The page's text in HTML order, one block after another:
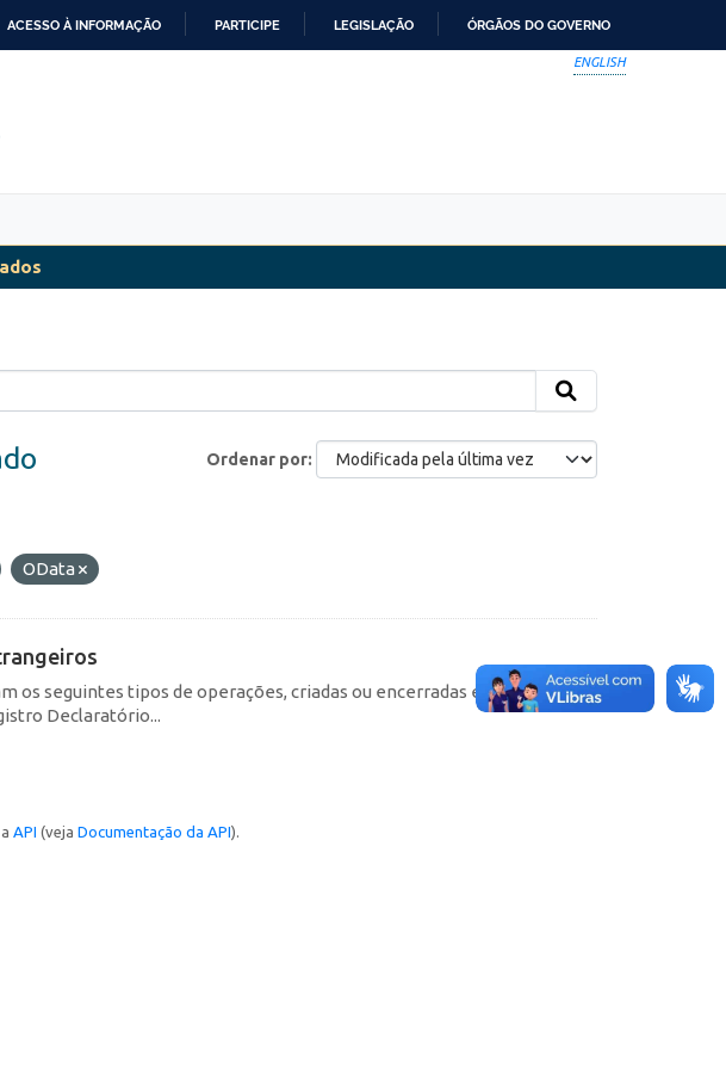
ACESSO À INFORMAÇÃO PARTICIPE LEGISLAÇÃO ÓRGÃOS DO GOVERNO
ENGLISH
Ordenar por
OData
os seguintes tipos de operações, criadas ou encerradas em cada
Declaratório...
API (veja Documentação da API).